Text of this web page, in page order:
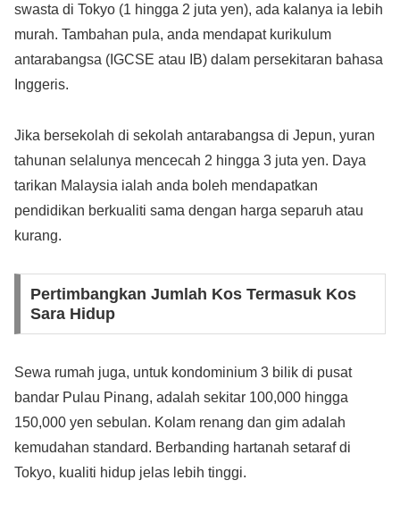
swasta di Tokyo (1 hingga 2 juta yen), ada kalanya ia lebih
murah. Tambahan pula, anda mendapat kurikulum
antarabangsa (IGCSE atau IB) dalam persekitaran bahasa
Inggeris.
Jika bersekolah di sekolah antarabangsa di Jepun, yuran
tahunan selalunya mencecah 2 hingga 3 juta yen. Daya
tarikan Malaysia ialah anda boleh mendapatkan
pendidikan berkualiti sama dengan harga separuh atau
kurang.
Pertimbangkan Jumlah Kos Termasuk Kos
Sara Hidup
Sewa rumah juga, untuk kondominium 3 bilik di pusat
bandar Pulau Pinang, adalah sekitar 100,000 hingga
150,000 yen sebulan. Kolam renang dan gim adalah
kemudahan standard. Berbanding hartanah setaraf di
Tokyo, kualiti hidup jelas lebih tinggi.